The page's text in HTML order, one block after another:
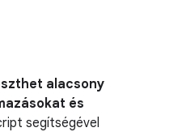
alacsony
és
segítségével